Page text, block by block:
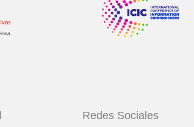
Redes Sociales